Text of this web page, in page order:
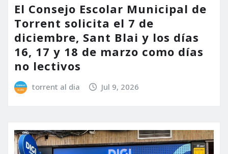
El Consejo Escolar Municipal de
Torrent solicita el 7 de
diciembre, Sant Blai y los días
16, 17 y 18 de marzo como días
no lectivos
torrent al dia Jul 9, 2026